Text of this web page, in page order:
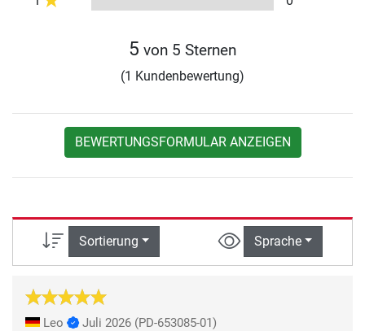
5 von 5 Sternen
(1 Kundenbewertung)
BEWERTUNGSFORMULAR ANZEIGEN
Sortierung Sprache
Leo Juli 2026 (PD-653085-01)